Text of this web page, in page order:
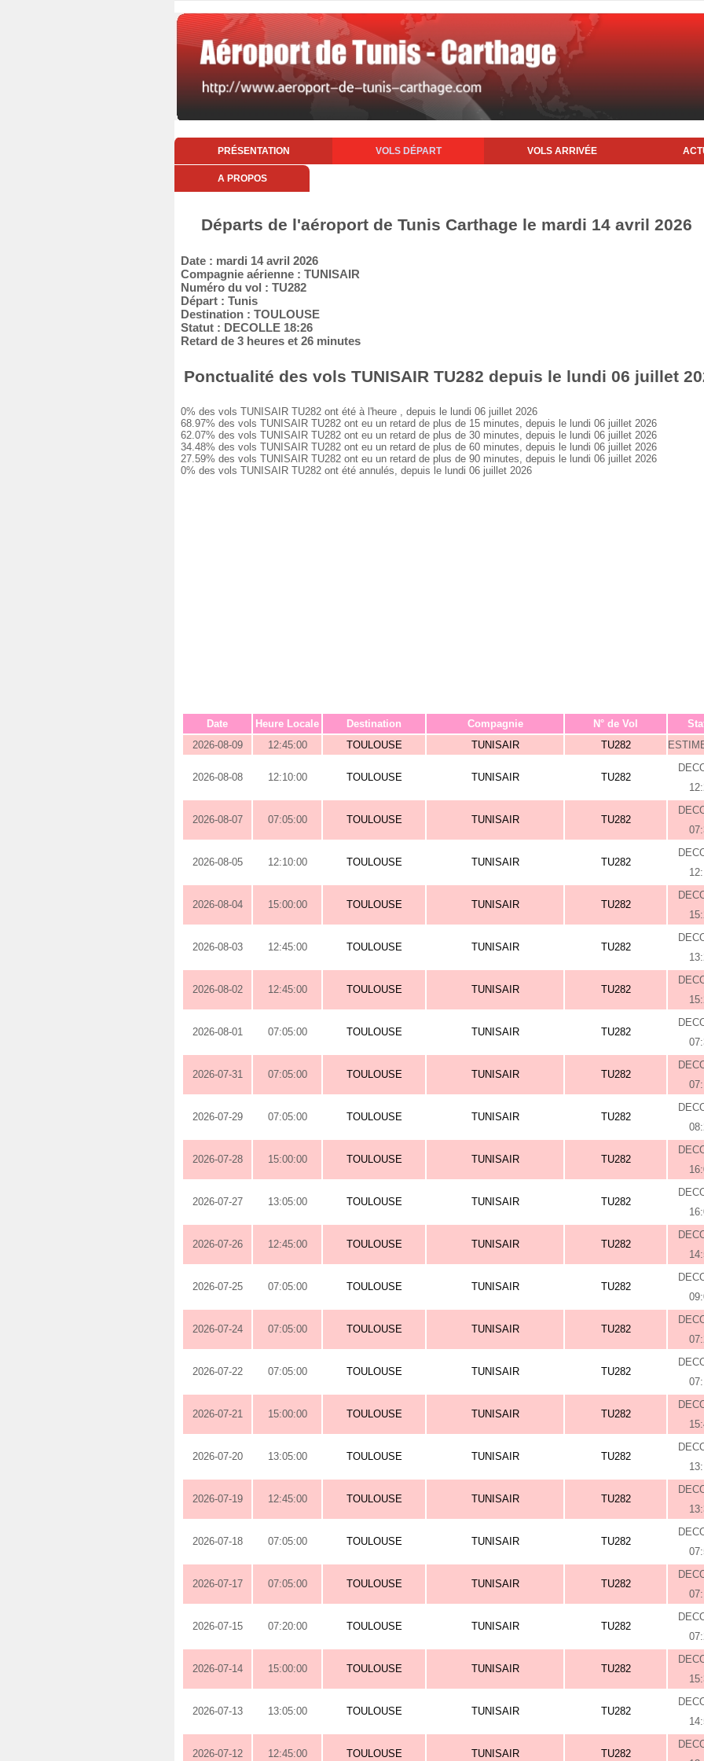
PRÉSENTATION VOLS DÉPART VOLS ARRIVÉE
A PROPOS
Départs de l'aéroport de Tunis Carthage le mardi 14 avril 2026
Date : mardi 14 avril 2026
Compagnie aérienne : TUNISAIR
Numéro du vol : TU282
Départ : Tunis
Destination : TOULOUSE
Statut : DECOLLE 18:26
Retard de 3 heures et 26 minutes
Ponctualité des vols TUNISAIR TU282 depuis le lundi 06 juillet
0% des vols TUNISAIR TU282 ont été à l'heure , depuis le lundi 06 juillet 2026
68.97% des vols TUNISAIR TU282 ont eu un retard de plus de 15 minutes, depuis le lundi 06 juillet 2026
62.07% des vols TUNISAIR TU282 ont eu un retard de plus de 30 minutes, depuis le lundi 06 juillet 2026
34.48% des vols TUNISAIR TU282 ont eu un retard de plus de 60 minutes, depuis le lundi 06 juillet 2026
27.59% des vols TUNISAIR TU282 ont eu un retard de plus de 90 minutes, depuis le lundi 06 juillet 2026
0% des vols TUNISAIR TU282 ont été annulés, depuis le lundi 06 juillet 2026
Date Heure Locale Destination Compagnie N° de Vol
2026-08-09
12:45:00 TOULOUSE TUNISAIR TU282
2026-08-08 12:10:00 TOULOUSE TUNISAIR TU282
2026-08-07 07:05:00 TOULOUSE TUNISAIR TU282
2026-08-05 12:10:00 TOULOUSE TUNISAIR TU282
2026-08-04 15:00:00 TOULOUSE TUNISAIR TU282
2026-08-03 12:45:00 TOULOUSE TUNISAIR TU282
2026-08-02 12:45:00 TOULOUSE TUNISAIR TU282
2026-08-01 07:05:00 TOULOUSE TUNISAIR TU282
2026-07-31 07:05:00 TOULOUSE TUNISAIR TU282
2026-07-29 07:05:00 TOULOUSE TUNISAIR TU282
2026-07-28 15:00:00 TOULOUSE TUNISAIR TU282
2026-07-27 13:05:00 TOULOUSE TUNISAIR TU282
2026-07-26 12:45:00 TOULOUSE TUNISAIR TU282
2026-07-25 07:05:00 TOULOUSE TUNISAIR TU282
2026-07-24 07:05:00 TOULOUSE TUNISAIR TU282
2026-07-22 07:05:00 TOULOUSE TUNISAIR TU282
2026-07-21 15:00:00 TOULOUSE TUNISAIR TU282
2026-07-20 13:05:00 TOULOUSE TUNISAIR TU282
2026-07-19 12:45:00 TOULOUSE TUNISAIR TU282
2026-07-18 07:05:00 TOULOUSE TUNISAIR TU282
2026-07-17 07:05:00 TOULOUSE TUNISAIR TU282
2026-07-15 07:20:00 TOULOUSE TUNISAIR TU282
2026-07-14 15:00:00 TOULOUSE TUNISAIR TU282
2026-07-13 13:05:00 TOULOUSE TUNISAIR TU282
2026-07-12 12:45:00 TOULOUSE TUNISAIR TU282